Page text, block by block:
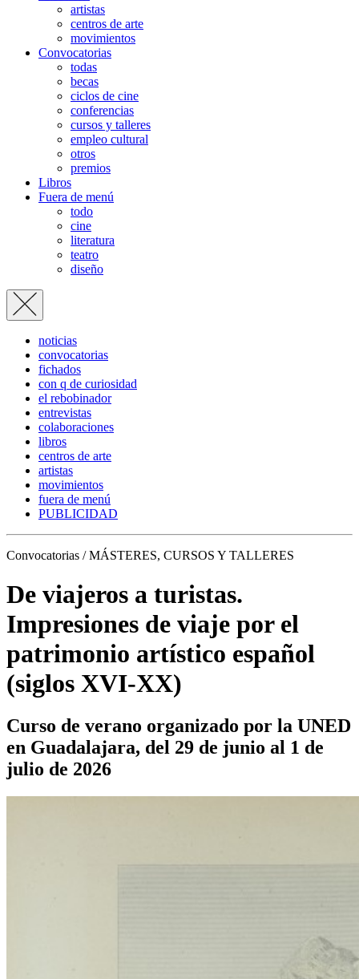
artistas
centros de arte
movimientos
Convocatorias
todas
becas
ciclos de cine
conferencias
cursos y talleres
empleo cultural
otros
premios
Libros
Fuera de menú
todo
cine
literatura
teatro
diseño
noticias
convocatorias
fichados
con q de curiosidad
el rebobinador
entrevistas
colaboraciones
libros
centros de arte
artistas
movimientos
fuera de menú
PUBLICIDAD
Convocatorias / MÁSTERES, CURSOS Y TALLERES
De viajeros a turistas.
Impresiones de viaje por el
patrimonio artístico español
(siglos XVI-XX)
Curso de verano organizado por la UNED
en Guadalajara, del 29 de junio al 1 de
julio de 2026